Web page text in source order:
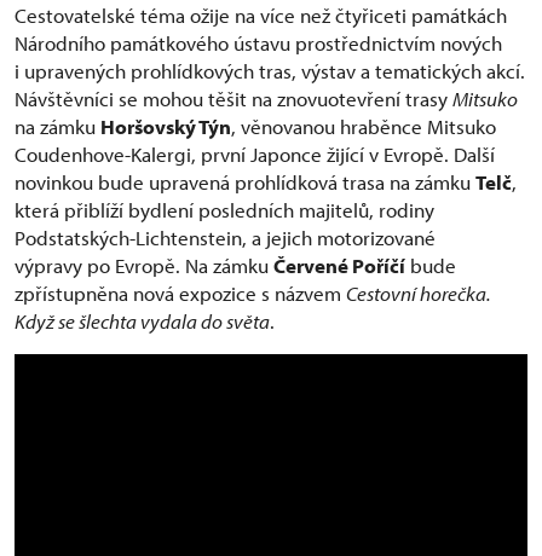
Cestovatelské téma ožije na více než čtyřiceti památkách
Národního památkového ústavu prostřednictvím nových
i upravených prohlídkových tras, výstav a tematických akcí.
Návštěvníci se mohou těšit na znovuotevření trasyMitsuko
na zámku Horšovský Týn, věnovanou hraběnce Mitsuko
Coudenhove-Kalergi, první Japonce žijící v Evropě. Další
novinkou bude upravená prohlídková trasa na zámkuTelč,
která přiblíží bydlení posledních majitelů, rodiny
Podstatských-Lichtenstein, a jejich motorizované
výpravy po Evropě. Na zámkuČervené Poříčí bude
zpřístupněna nová expozice s názvem Cestovní horečka.
Když se šlechta vydala do světa.